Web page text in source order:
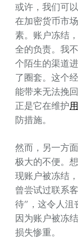
或许，我们可
在加密货币市
素。账户冻结
全的负责。我
个陌生的渠道
了圈套。这个
能带来无法挽
正是它在维护
防措施。
然而，另一方
极大的不便。
现账户被冻结
曾尝试过联系
待”，这令人沮
因为账户被冻
损失惨重。